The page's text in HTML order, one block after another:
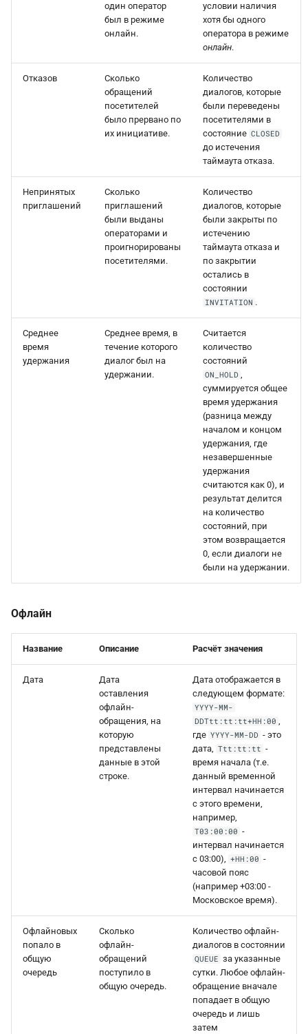
один оператор
был в режиме
онлайн.
условии наличия
хотя бы одного
оператора в режиме
онлайн.
Отказов
Сколько
обращений
посетителей
было прервано по
их инициативе.
Количество
диалогов, которые
были переведены
посетителями в
состояние CLOSED
до истечения
таймаута отказа.
Непринятых
приглашений
Сколько
приглашений
были выданы
операторами и
проигнорированы
посетителями.
Количество
диалогов, которые
были закрыты по
истечению
таймаута отказа и
по закрытии
остались в
состоянии
INVITATION .
Среднее
время
удержания
Среднее время, в
течение которого
диалог был на
удержании.
Считается
количество
состояний
ON_HOLD ,
суммируется общее
время удержания
(разница между
началом и концом
удержания, где
незавершенные
удержания
считаются как 0), и
результат делится
на количество
состояний, при
этом возвращается
0, если диалоги не
были на удержании.
Офлайн
Название Описание Расчёт значения
Дата
Дата
оставления
офлайн-
обращения, на
которую
представлены
данные в этой
строке.
Дата отображается в
следующем формате:
YYYY-MM-
DDTtt:tt:tt+HH:00 ,
где YYYY-MM-DD - это
дата, Ttt:tt:tt -
время начала (т.е.
данный временной
интервал начинается
с этого времени,
например,
T03:00:00 -
интервал начинается
с 03:00), +HH:00 -
часовой пояс
(например +03:00 -
Московское время).
Офлайновых
попало в
общую
очередь
Сколько
офлайн-
обращений
поступило в
общую очередь.
Количество офлайн-
диалогов в состоянии
QUEUE за указанные
сутки. Любое офлайн-
обращение вначале
попадает в общую
очередь и лишь
затем